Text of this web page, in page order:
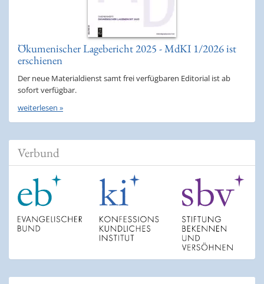
Ökumenischer Lagebericht 2025 - MdKI 1/2026 ist
erschienen
Der neue Materialdienst samt frei verfügbaren Editorial ist ab
sofort verfügbar.
weiterlesen »
Verbund